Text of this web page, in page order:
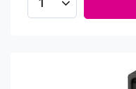
Ilość produktów